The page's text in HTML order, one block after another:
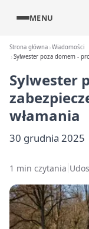
MENU
Strona główna Wiadomości
Sylwester poza domem -
Sylwester
włamania
30 grudnia 2025
1 min czytania